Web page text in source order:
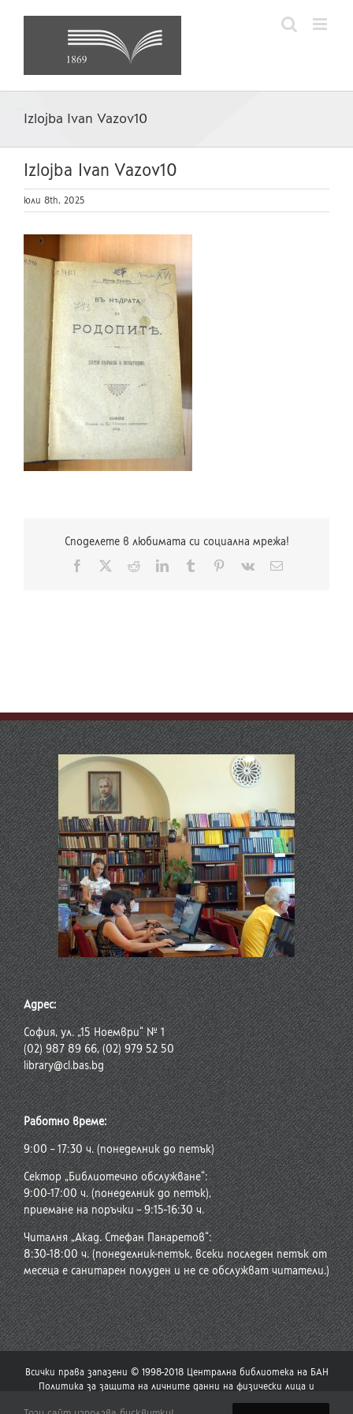
Izlojba Ivan Vazov10
Izlojba Ivan Vazov10
юли 8th, 2025
Споделете в любимата си социална мрежа!
Facebook RedditLinkedInTumblr Pinterest
Vk
Електронна
Адрес:
София, ул. „15 Ноември“ № 1
(02) 987 89 66, (02) 979 52 50
library@cl.bas.bg
Работно време:
9:00 – 17:30 ч. (понеделник до петък)
Сектор „Библиотечно обслужване“:
9:00-17:00 ч. (понеделник до петък),
приемане на поръчки – 9:15-16:30 ч.
Читалня „Акад. Стефан Панаретов“:
8:30-18:00 ч. (понеделник-петък, всеки последен петък от
месеца е санитарен полуден и не се обслужват читатели.)
Всички права запазени © 1998-2018 Централна библиотека на БАН
Политика за защита на личните данни на физически лица и
политика за употреба на бисквитки